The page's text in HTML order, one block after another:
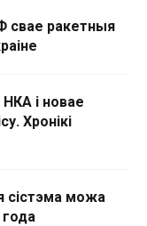
свае ракетныя
і новае
Хронікі
сістэма можа